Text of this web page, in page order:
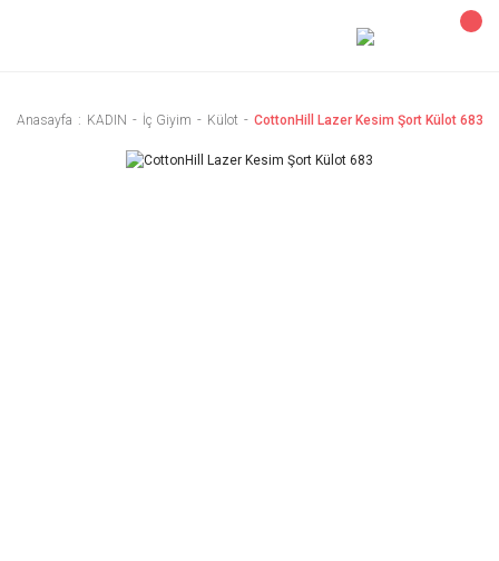
Anasayfa KADIN İç Giyim Külot CottonHill Lazer Kesim Şort Külot 683